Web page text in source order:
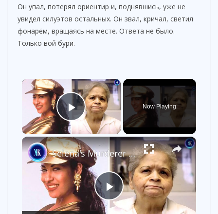
Он упал, потерял ориентир и, поднявшись, уже не
увидел силуэтов остальных. Он звал, кричал, светил
фонарём, вращаясь на месте. Ответа не было.
Только вой бури.
×
Play Video
Now Playing
×
P
Selena's Murderer Requested To Be Released From Prison